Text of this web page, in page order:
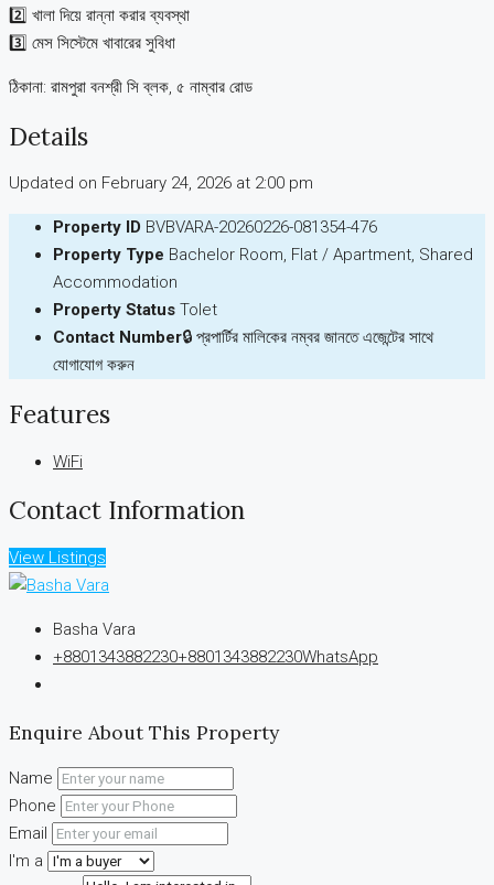
2️⃣ খালা দিয়ে রান্না করার ব্যবস্থা
3️⃣ মেস সিস্টেমে খাবারের সুবিধা
ঠিকানা: রামপুরা বনশ্রী সি ব্লক, ৫ নাম্বার রোড
Details
Updated on February 24, 2026 at 2:00 pm
Property ID BVBVARA-20260226-081354-476
Property Type Bachelor Room, Flat / Apartment, Shared
Accommodation
Property Status Tolet
Contact Number🔒 প্রপার্টির মালিকের নম্বর জানতে এজেন্টের সাথে
যোগাযোগ করুন
Features
WiFi
Contact Information
View Listings
Basha Vara
+8801343882230+8801343882230WhatsApp
Enquire About This Property
Name
Phone
Email
I'm a